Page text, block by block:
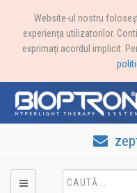
Website-ul nostru
experienţa utilizatorilor.
exprimați acordul implicit.